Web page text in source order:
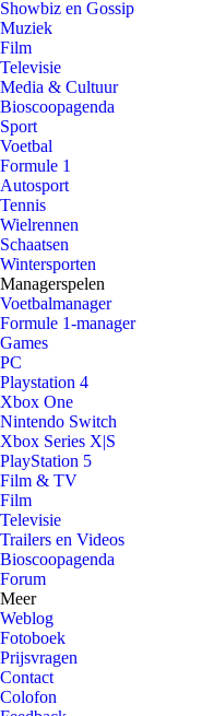
Showbiz en Gossip
Muziek
Film
Televisie
Media & Cultuur
Bioscoopagenda
Sport
Voetbal
Formule 1
Autosport
Tennis
Wielrennen
Schaatsen
Wintersporten
Managerspelen
Voetbalmanager
Formule 1-manager
Games
PC
Playstation 4
Xbox One
Nintendo Switch
Xbox Series X|S
PlayStation 5
Film & TV
Film
Televisie
Trailers en Videos
Bioscoopagenda
Forum
Meer
Weblog
Fotoboek
Prijsvragen
Contact
Colofon